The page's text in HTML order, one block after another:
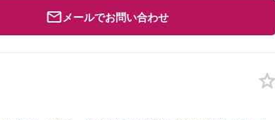
メールでお問い合わせ